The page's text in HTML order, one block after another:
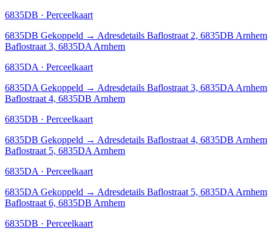
6835DB · Perceelkaart
6835DB Gekoppeld → Adresdetails Baflostraat 2, 6835DB Arnhem
Baflostraat 3, 6835DA Arnhem
6835DA · Perceelkaart
6835DA Gekoppeld → Adresdetails Baflostraat 3, 6835DA Arnhem
Baflostraat 4, 6835DB Arnhem
6835DB · Perceelkaart
6835DB Gekoppeld → Adresdetails Baflostraat 4, 6835DB Arnhem
Baflostraat 5, 6835DA Arnhem
6835DA · Perceelkaart
6835DA Gekoppeld → Adresdetails Baflostraat 5, 6835DA Arnhem
Baflostraat 6, 6835DB Arnhem
6835DB · Perceelkaart